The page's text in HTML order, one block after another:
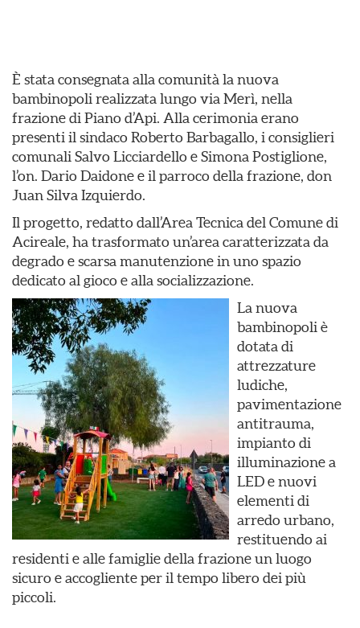
È stata consegnata alla comunità la nuova
bambinopoli realizzata lungo via Merì, nella
frazione di Piano d’Api. Alla cerimonia erano
presenti il sindaco Roberto Barbagallo, i consiglieri
comunali Salvo Licciardello e Simona Postiglione,
l’on. Dario Daidone e il parroco della frazione, don
Juan Silva Izquierdo.
Il progetto, redatto dall’Area Tecnica del Comune di
Acireale, ha trasformato un’area caratterizzata da
degrado e scarsa manutenzione in uno spazio
dedicato al gioco e alla socializzazione.
La nuova
bambinopoli è
dotata di
attrezzature
ludiche,
pavimentazione
antitrauma,
impianto di
illuminazione a
LED e nuovi
elementi di
arredo urbano,
restituendo ai
residenti e alle famiglie della frazione un luogo
sicuro e accogliente per il tempo libero dei più
piccoli.